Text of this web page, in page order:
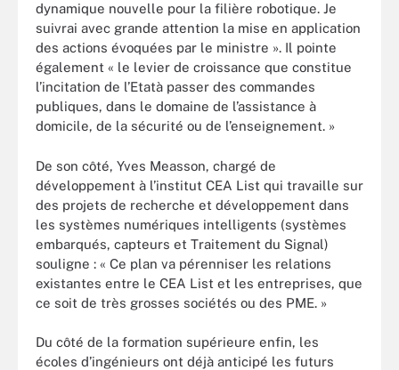
dynamique nouvelle pour la filière robotique. Je
suivrai avec grande attention la mise en application
des actions évoquées par le ministre ». Il pointe
également « le levier de croissance que constitue
l’incitation de l’Etatà passer des commandes
publiques, dans le domaine de l’assistance à
domicile, de la sécurité ou de l’enseignement. »
De son côté, Yves Measson, chargé de
développement à l’institut CEA List qui travaille sur
des projets de recherche et développement dans
les systèmes numériques intelligents (systèmes
embarqués, capteurs et Traitement du Signal)
souligne : « Ce plan va pérenniser les relations
existantes entre le CEA List et les entreprises, que
ce soit de très grosses sociétés ou des PME. »
Du côté de la formation supérieure enfin, les
écoles d’ingénieurs ont déjà anticipé les futurs